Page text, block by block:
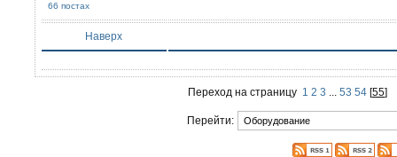
66 постах
Наверх
Переход на страницу 1 2 3 53 54 [55]
Перейти: